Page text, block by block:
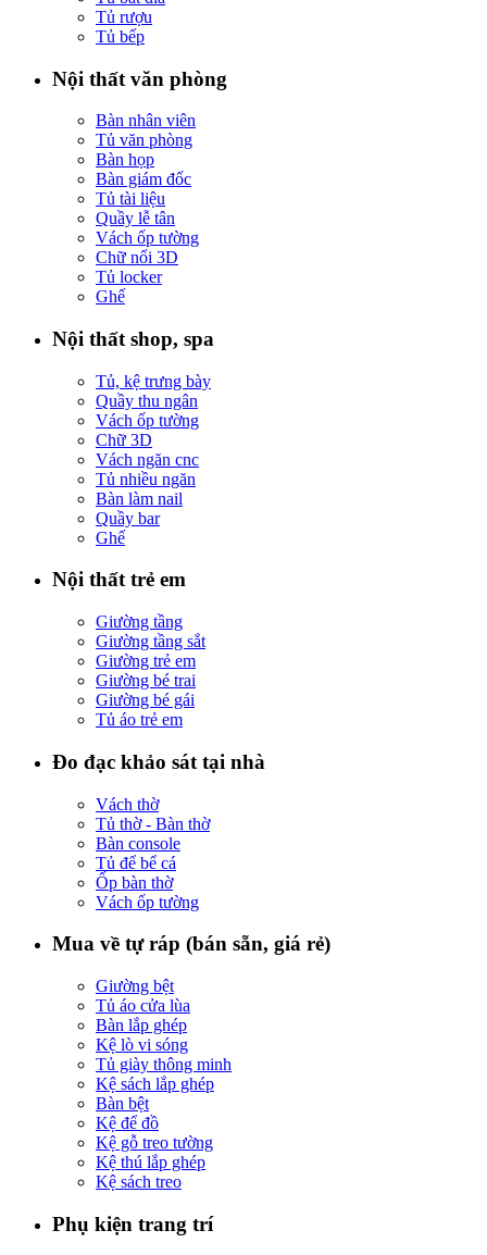
Tủ rượu
Tủ bếp
Nội thất văn phòng
Bàn nhân viên
Tủ văn phòng
Bàn họp
Bàn giám đốc
Tủ tài liệu
Quầy lễ tân
Vách ốp tường
Chữ nổi 3D
Tủ locker
Ghế
Nội thất shop, spa
Tủ, kệ trưng bày
Quầy thu ngân
Vách ốp tường
Chữ 3D
Vách ngăn cnc
Tủ nhiều ngăn
Bàn làm nail
Quầy bar
Ghế
Nội thất trẻ em
Giường tầng
Giường tầng sắt
Giường trẻ em
Giường bé trai
Giường bé gái
Tủ áo trẻ em
Đo đạc khảo sát tại nhà
Vách thờ
Tủ thờ - Bàn thờ
Bàn console
Tủ để bể cá
Ốp bàn thờ
Vách ốp tường
Mua về tự ráp (bán sẵn, giá rẻ)
Giường bệt
Tủ áo cửa lùa
Bàn lắp ghép
Kệ lò vi sóng
Tủ giày thông minh
Kệ sách lắp ghép
Bàn bệt
Kệ để đồ
Kệ gỗ treo tường
Kệ thú lắp ghép
Kệ sách treo
Phụ kiện trang trí